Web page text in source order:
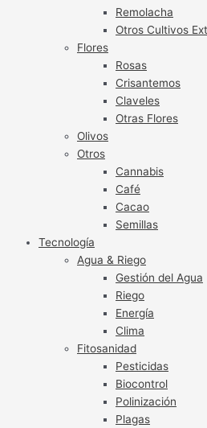
Remolacha
Otros Cultivos
Flores
Rosas
Crisantemos
Claveles
Otras Flores
Olivos
Otros
Cannabis
Café
Cacao
Semillas
Tecnología
Agua & Riego
Gestión del Agua
Riego
Energía
Clima
Fitosanidad
Pesticidas
Biocontrol
Polinización
Plagas